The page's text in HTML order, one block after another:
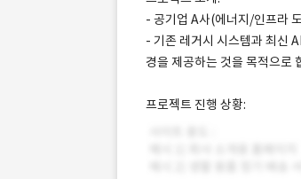
- 공기업 A사(에너지/인프라
- 기존 레거시 시스템과 최신
경을 제공하는 것을 목적으로
프로젝트 진행 상황: